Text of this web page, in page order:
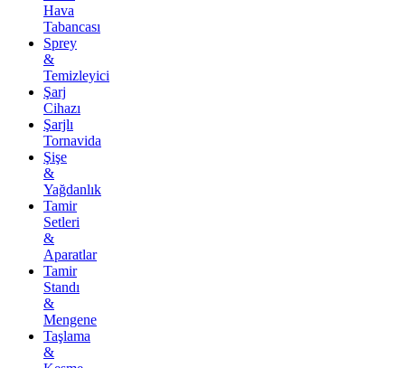
Hava
Tabancası
Sprey
&
Temizleyici
Şarj
Cihazı
Şarjlı
Tornavida
Şişe
&
Yağdanlık
Tamir
Setleri
&
Aparatlar
Tamir
Standı
&
Mengene
Taşlama
&